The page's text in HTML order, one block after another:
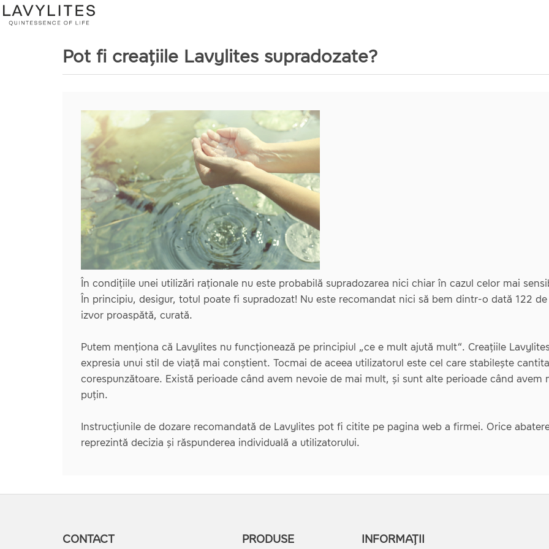
Pot fi creațiile Lavylites supradozate?
În condițiile unei utilizări raționale nu este probabilă supradozarea nici chiar în cazul celor mai
În principiu, desigur, totul poate fi supradozat! Nu este recomandat nici să bem dintr-o dată 122
izvor proaspătă, curată.
Putem menționa că Lavylites nu funcționează pe principiul „ce e mult ajută mult“. Creațiile
expresia unui stil de viață mai conștient. Tocmai de aceea utilizatorul este cel care stabilește
corespunzătoare. Există perioade când avem nevoie de mai mult, și sunt alte perioade când avem
puțin.
Instrucțiunile de dozare recomandată de Lavylites pot fi citite pe pagina web a firmei. Orice
reprezintă decizia și răspunderea individuală a utilizatorului.
CONTACT PRODUSE INFORMAȚII